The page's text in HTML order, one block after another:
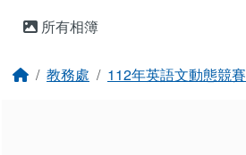
所有相簿
回首頁
教務處 112年英語文動態競賽